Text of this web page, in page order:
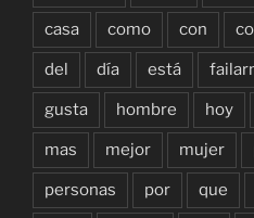
casa como con
del día está
gusta hombre hoy
mas mejor mujer
personas por que